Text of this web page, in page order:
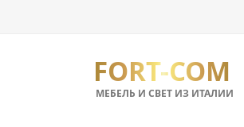
FORT-COM
МЕБЕЛЬ И СВЕТ ИЗ ИТАЛИИ